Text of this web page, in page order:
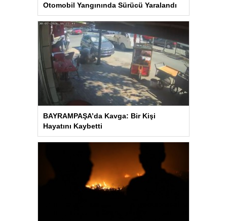
Otomobil Yangınında Sürücü Yaralandı
BAYRAMPAŞA’da Kavga: Bir Kişi
Hayatını Kaybetti